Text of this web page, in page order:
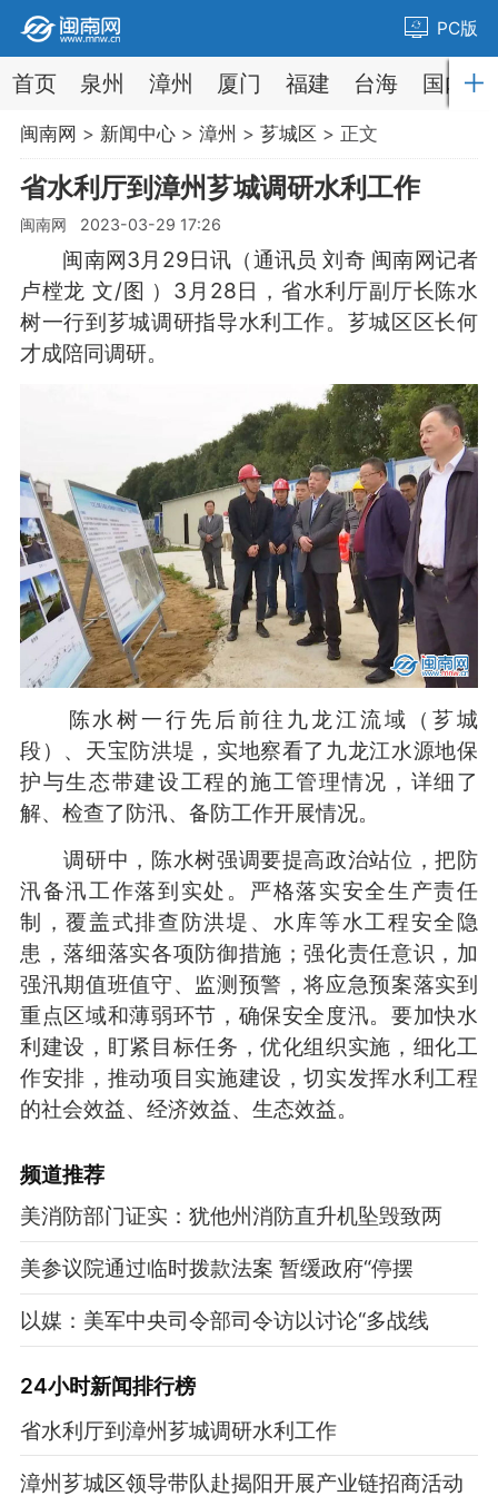
PC版
首页 泉州 漳州 厦门 福建 台海 国内
闽南网 > 新闻中心> 漳州 > 芗城区 > 正文
省水利厅到漳州芗城调研水利工作
闽南网 2023-03-29 17:26
闽南网3月29日讯（通讯员 刘奇 闽南网记者
卢樘龙 文/图 ）3月28日，省水利厅副厅长陈水
树一行到芗城调研指导水利工作。芗城区区长何
才成陪同调研。
陈水树一行先后前往九龙江流域（芗城
段）、天宝防洪堤，实地察看了九龙江水源地保
护与生态带建设工程的施工管理情况，详细了
解、检查了防汛、备防工作开展情况。
调研中，陈水树强调要提高政治站位，把防
汛备汛工作落到实处。严格落实安全生产责任
制，覆盖式排查防洪堤、水库等水工程安全隐
患，落细落实各项防御措施；强化责任意识，加
强汛期值班值守、监测预警，将应急预案落实到
重点区域和薄弱环节，确保安全度汛。要加快水
利建设，盯紧目标任务，优化组织实施，细化工
作安排，推动项目实施建设，切实发挥水利工程
的社会效益、经济效益、生态效益。
频道推荐
美消防部门证实：犹他州消防直升机坠毁致两
美参议院通过临时拨款法案 暂缓政府“停摆
以媒：美军中央司令部司令访以讨论“多战线
24小时新闻排行榜
省水利厅到漳州芗城调研水利工作
漳州芗城区领导带队赴揭阳开展产业链招商活动